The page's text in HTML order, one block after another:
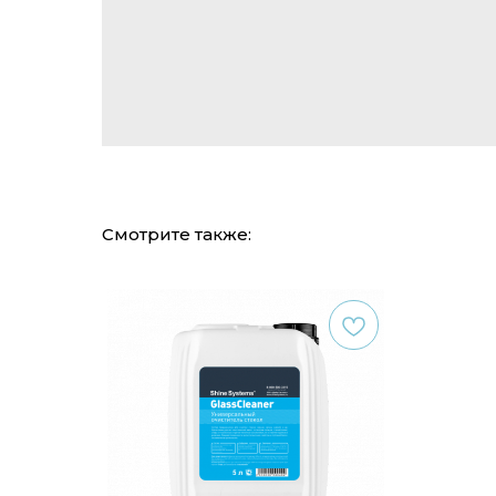
Смотрите также: